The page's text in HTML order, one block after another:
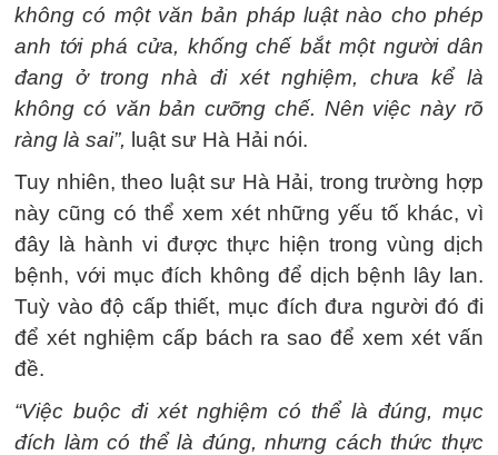
không có một văn bản pháp luật nào cho phép
anh tới phá cửa, khống chế bắt một người dân
đang ở trong nhà đi xét nghiệm, chưa kể là
không có văn bản cưỡng chế. Nên việc này rõ
ràng là sai”, luật sư Hà Hải nói.
Tuy nhiên, theo luật sư Hà Hải, trong trường hợp
này cũng có thể xem xét những yếu tố khác, vì
đây là hành vi được thực hiện trong vùng dịch
bệnh, với mục đích không để dịch bệnh lây lan.
Tuỳ vào độ cấp thiết, mục đích đưa người đó đi
để xét nghiệm cấp bách ra sao để xem xét vấn
đề.
“Việc buộc đi xét nghiệm có thể là đúng, mục
đích làm có thể là đúng, nhưng cách thức thực